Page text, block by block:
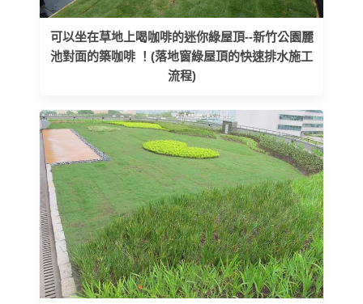
可以坐在草地上喝咖啡的迷你綠屋頂--新竹公園麗
池對面的築咖啡 ！(落地窗綠屋頂的快速排水施工
流程)